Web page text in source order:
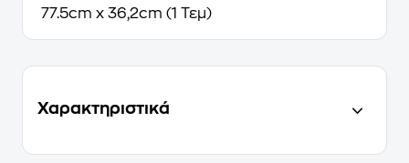
77.5cm x 36,2cm (1 Τεμ)
Χαρακτηριστικά